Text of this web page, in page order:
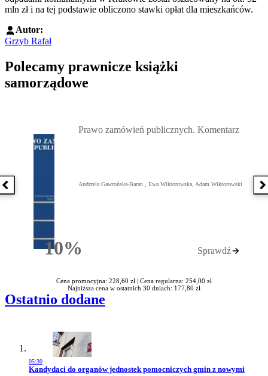
mln zł i na tej podstawie obliczono stawki opłat dla mieszkańców.
Autor:
Grzyb Rafał
Polecamy prawnicze książki
samorządowe
Poprzednia książka
10%Rabatu
Prawo zamówień publicznych. Komentarz
Andrzela Gawrońska-Baran , Ewa Wiktorowska, Adam Wiktorowski
Sprawdź
Cena promocyjna: 228,60 zł | Cena regularna: 254,00 zł
Najniższa cena w ostatnich 30 dniach: 177,80 zł
Ostatnio dodane
05:30
Przejdź do artykułu:
Kandydaci do organów jednostek pomocniczych gmin z nowymi